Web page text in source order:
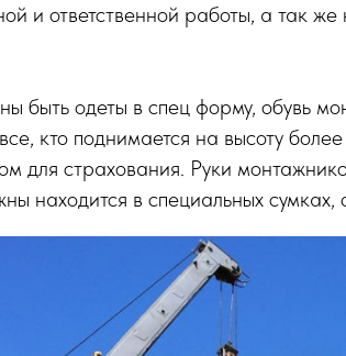
и ответственной работы, а так
быть одеты в спец форму, обувь
кто поднимается на высоту
для страхования. Руки
находится в специальных сумках,